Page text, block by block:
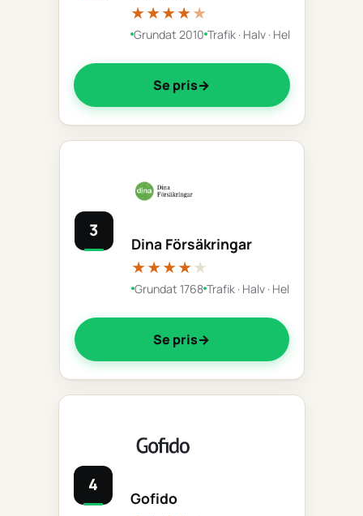
★★★★★
Grundat 2010 Trafik · Halv · Hel
Se pris
3
Dina Försäkringar
★★★★★
Grundat 1768 Trafik · Halv · Hel
Se pris
4
Gofido